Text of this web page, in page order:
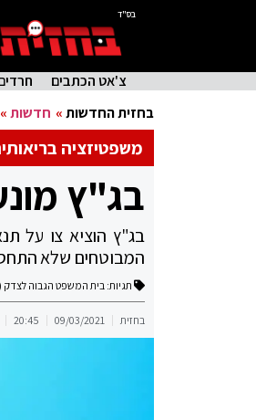
בס"ד
צ'אט הכתבים
בחזית החדשות» חדשות»
משפטיזציה
בג"ץ
בג"ץ הוציא צו על
המבוטחים שלא
תגיות: בית המשפט הגבוה לצדק
בחזית 09/03/2021
20:45